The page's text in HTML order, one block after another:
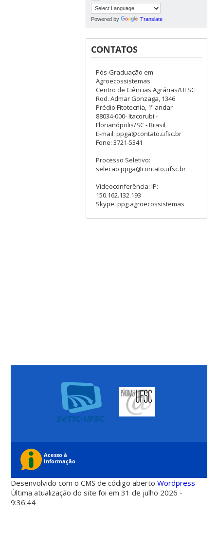
Powered by Translate
CONTATOS
Pós-Graduação em
Agroecossistemas
Centro de Ciências Agrárias/UFSC
Rod. Admar Gonzaga, 1346
Prédio Fitotecnia, 1º andar
88034-000- Itacorubi -
Florianópolis/SC - Brasil
E-mail: ppga@contato.ufsc.br
Fone: 3721-5341
Processo Seletivo:
selecao.ppga@contato.ufsc.br
Videoconferência: IP:
150.162.132.193
Skype: ppg.agroecossistemas
Desenvolvido com o CMS de código abertoWordpress
Última atualização do site foi em 31 de julho 2026 -
9:36:44